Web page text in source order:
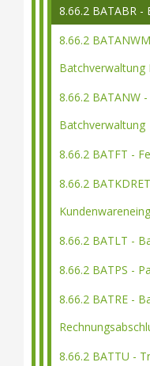
8.66.2 BATABR -
8.66.2
Batchverwaltung
8.66.2 BATANW
Batchverwaltung
8.66.2 BATFT -
8.66.2
8.66.2 BATLT -
8.66.2 BATPS -
8.66.2 BATRE -
8.66.2 BATTU -